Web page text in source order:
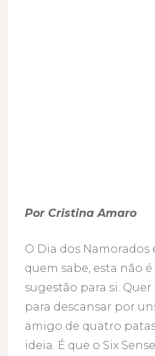
Por Cristina Amaro
O Dia dos Namorados
quem sabe, esta não
sugestão para si.
para descansar por
amigo de quatro
ideia. É que o Six